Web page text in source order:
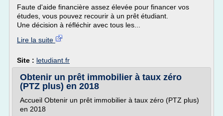
Faute d'aide financière assez élevée pour financer vos
études, vous pouvez recourir à un prêt étudiant.
Une décision à réfléchir avec tous les...
Lire la suite
Site : letudiant.fr
Obtenir un prêt immobilier à taux zéro
(PTZ plus) en 2018
Accueil Obtenir un prêt immobilier à taux zéro (PTZ plus)
en 2018